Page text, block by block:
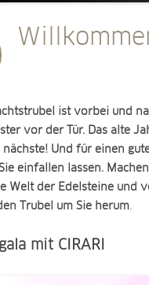
ist vorbei und
vor der Tür. Das alte
nächste! Und für einen
einfallen lassen.
Welt der Edelsteine und
Trubel um Sie herum.
mit CIRARI